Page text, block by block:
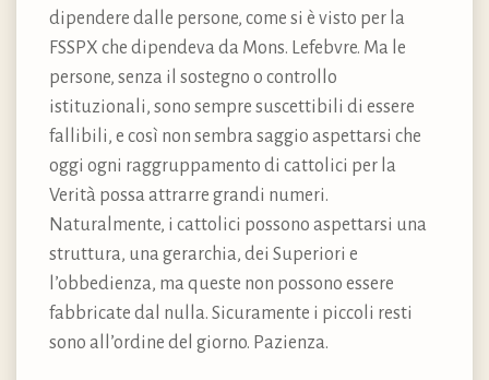
dipendere dalle persone, come si è visto per la
FSSPX che dipendeva da Mons. Lefebvre. Ma le
persone, senza il sostegno o controllo
istituzionali, sono sempre suscettibili di essere
fallibili, e così non sembra saggio aspettarsi che
oggi ogni raggruppamento di cattolici per la
Verità possa attrarre grandi numeri.
Naturalmente, i cattolici possono aspettarsi una
struttura, una gerarchia, dei Superiori e
l’obbedienza, ma queste non possono essere
fabbricate dal nulla. Sicuramente i piccoli resti
sono all’ordine del giorno. Pazienza.